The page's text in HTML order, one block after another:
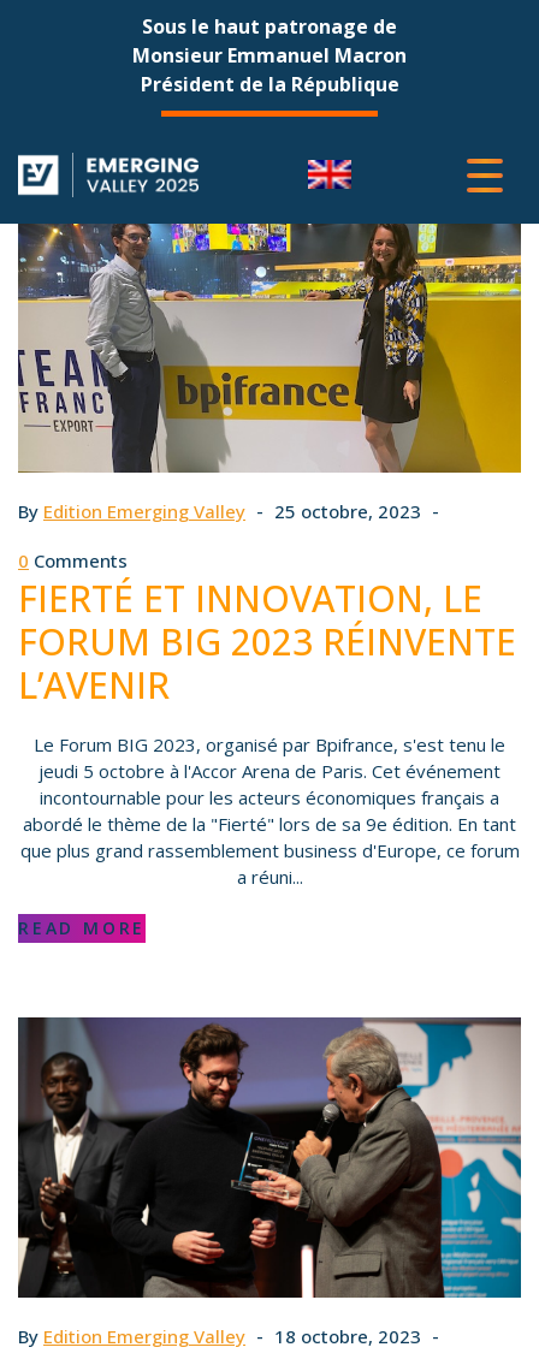
Sous le haut patronage de
Monsieur Emmanuel Macron
Président de la République
By Edition Emerging Valley 25 octobre, 2023
0 Comments
FIERTÉ ET INNOVATION, LE
FORUM BIG 2023 RÉINVENTE
L’AVENIR
Le Forum BIG 2023, organisé par Bpifrance, s'est tenu le
jeudi 5 octobre à l'Accor Arena de Paris. Cet événement
incontournable pour les acteurs économiques français a
abordé le thème de la "Fierté" lors de sa 9e édition. En tant
que plus grand rassemblement business d'Europe, ce forum
a réuni...
READ MORE
By Edition Emerging Valley 18 octobre, 2023